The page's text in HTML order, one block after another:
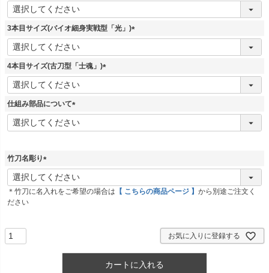
(
須
3本目サイズ(バイオ細身実戦型「光」)
(
4本目サイズ(古刀型「士魂」)
(
仕組み部品について
(
必
竹刀名彫り
(
必
須
＊竹刀に名入れをご希望の場合は 【 こちらの商品ページ 】 から別途ご注文く
ださい
お気に入りに登録する
カートに入れる